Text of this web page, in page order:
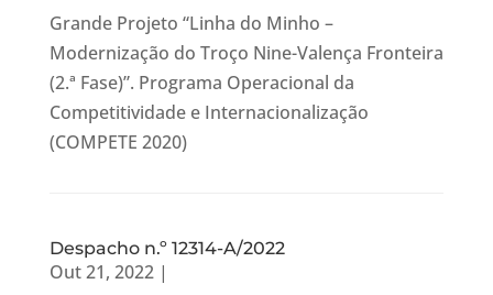
Grande Projeto “Linha do Minho –
Modernização do Troço Nine-Valença Fronteira
(2.ª Fase)”. Programa Operacional da
Competitividade e Internacionalização
(COMPETE 2020)
Despacho n.º 12314-A/2022
Out 21, 2022|